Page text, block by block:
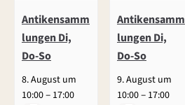
Antikensamm
lungen Di,
Do-So
8. August um
10:00– 17:00
Antikensamm
lungen Di,
Do-So
9. August um
10:00– 17:00